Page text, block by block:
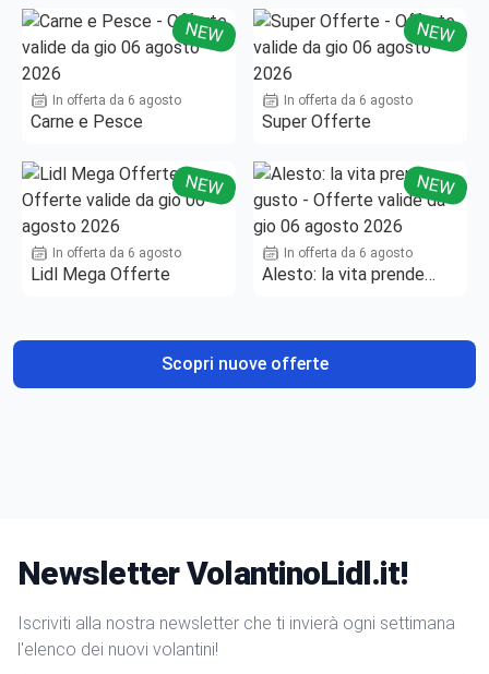
NEW
In offerta da 6 agosto
Carne e Pesce
NEW
In offerta da 6 agosto
Super Offerte
NEW
In offerta da 6 agosto
Lidl Mega Offerte
NEW
In offerta da 6 agosto
Alesto: la vita prende
Scopri nuove offerte
Newsletter VolantinoLidl.it!
Iscriviti alla nostra newsletter che ti invierà ogni settimana
l'elenco dei nuovi volantini!